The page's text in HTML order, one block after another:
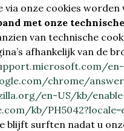
via onze cookies
met onze
van technische
afhankelijk van de
chrome/
en-US/kb/
kb/
blijft surften nadat u